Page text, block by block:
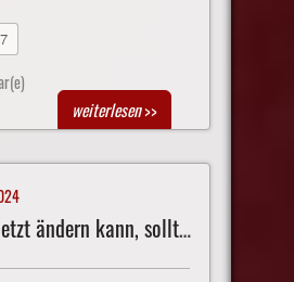
weiterlesen>>
Was sich jetzt ändern kann, sollte und wird